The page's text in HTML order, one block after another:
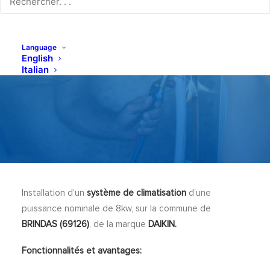
Language
English
Italian
Installation d’un système de climatisation d’une
puissance nominale de 8kw, sur la commune de
BRINDAS (69126), de la marque DAIKIN.
Fonctionnalités et avantages: